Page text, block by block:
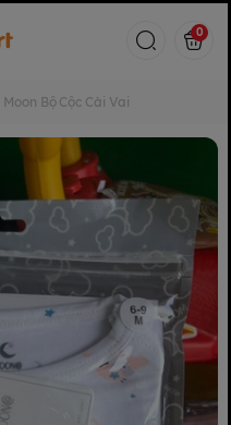
0
Moon Bộ Cộc Cài Vai